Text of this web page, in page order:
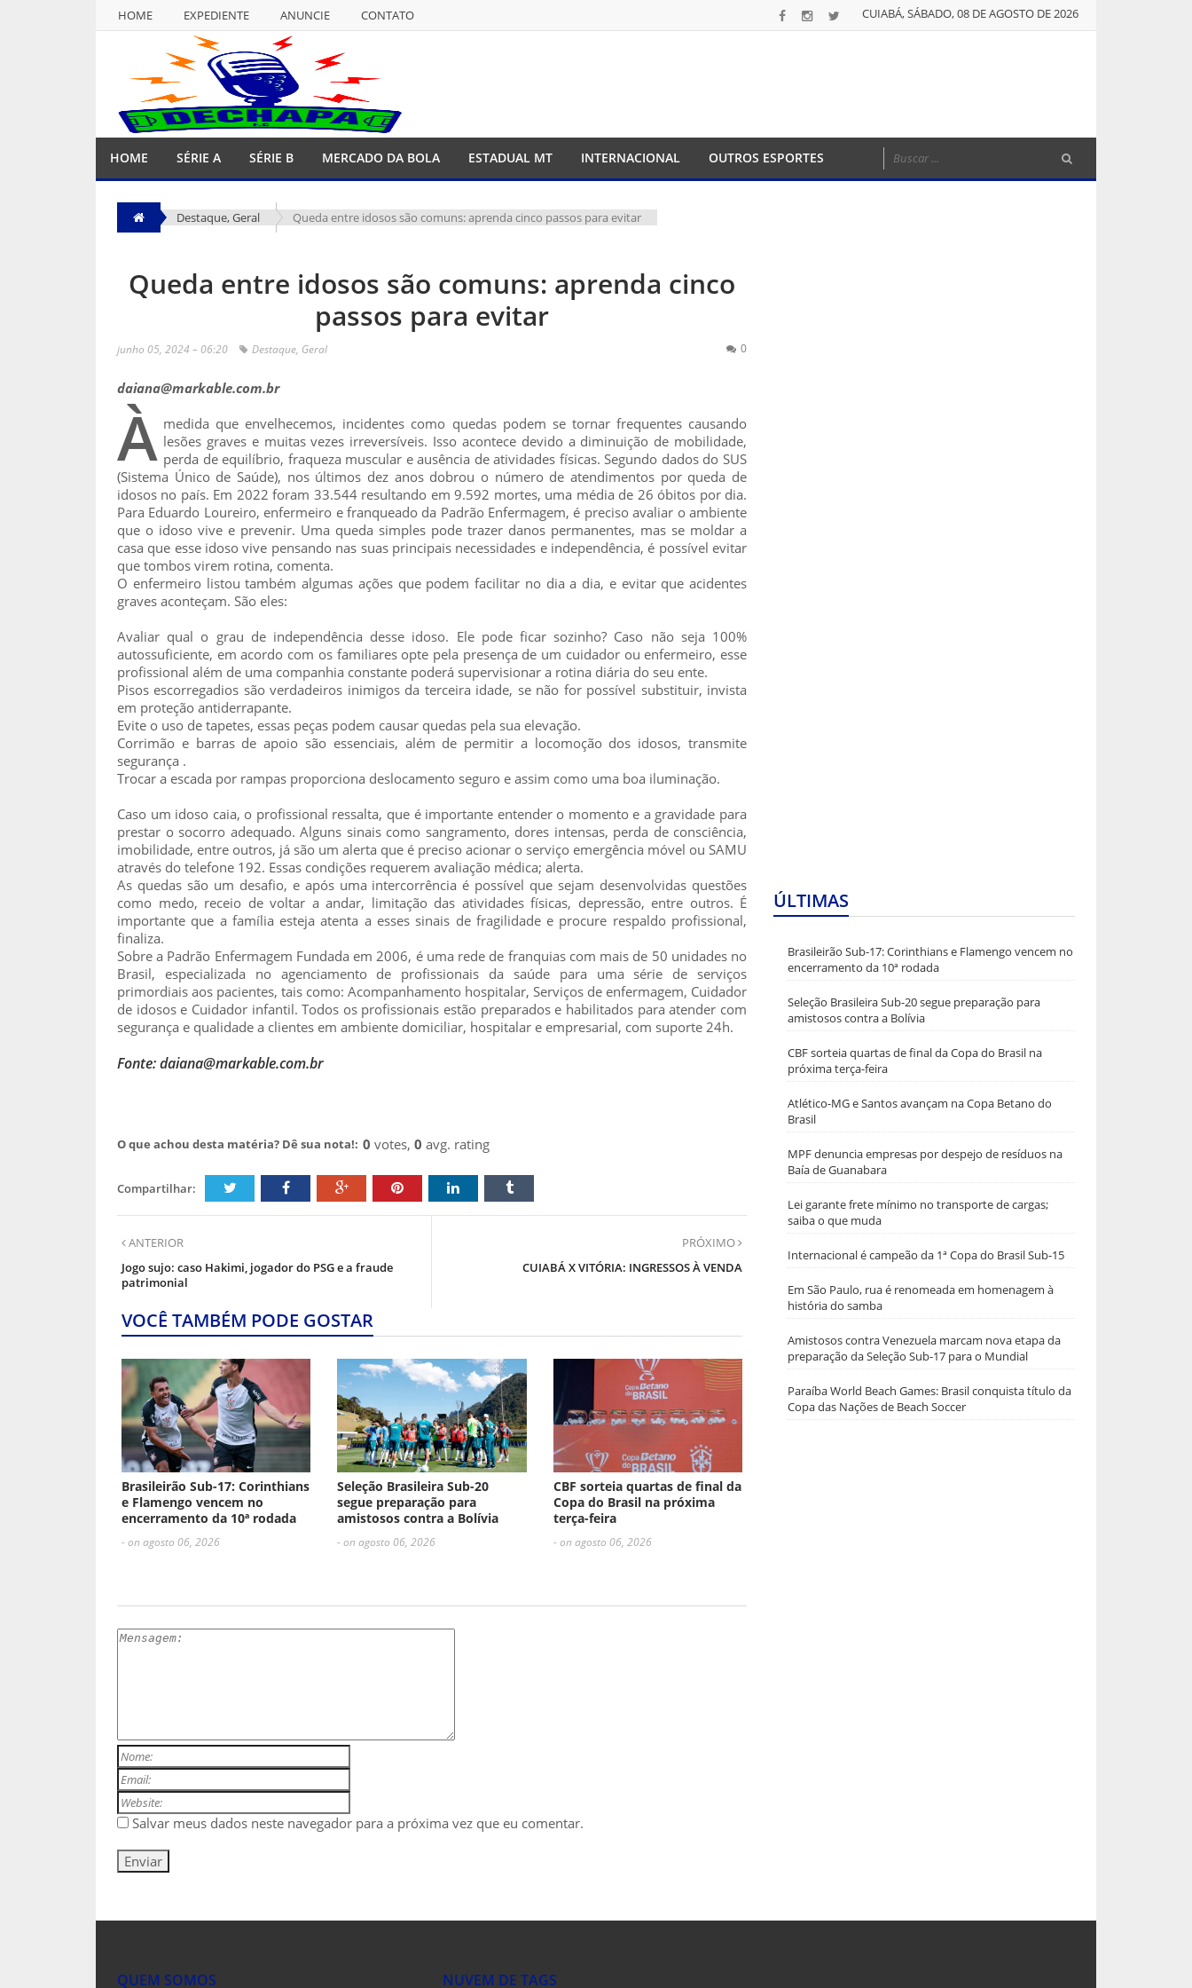
HOME EXPEDIENTE ANUNCIE
CONTATO
EXPEDIENTE ANUNCIE
CUIABÁ, SÁBADO, 08 DE AGOSTO DE 2026
HOME SÉRIE A SÉRIE B MERCADO DA BOLA ESTADUAL MT INTERNACIONAL OUTROS ESPORTES
Destaque,Geral Queda entre idosos são comuns: aprenda cinco passos para evitar
Queda entre idosos são comuns: aprenda cinco
passos para evitar
junho 05, 2024 – 06:20 Destaque, Geral 0
daiana@markable.com.br
À medida que envelhecemos, incidentes como quedas podem se tornar frequentes causando
lesões graves e muitas vezes irreversíveis. Isso acontece devido a diminuição de mobilidade,
perda de equilíbrio, fraqueza muscular e ausência de atividades físicas. Segundo dados do SUS
(Sistema Único de Saúde), nos últimos dez anos dobrou o número de atendimentos por queda de
idosos no país. Em 2022 foram 33.544 resultando em 9.592 mortes, uma média de 26 óbitos por dia.
Para Eduardo Loureiro, enfermeiro e franqueado da Padrão Enfermagem, é preciso avaliar o ambiente
que o idoso vive e prevenir. Uma queda simples pode trazer danos permanentes, mas se moldar a
casa que esse idoso vive pensando nas suas principais necessidades e independência, é possível evitar
que tombos virem rotina, comenta.
O enfermeiro listou também algumas ações que podem facilitar no dia a dia, e evitar que acidentes
graves aconteçam. São eles:
Avaliar qual o grau de independência desse idoso. Ele pode ficar sozinho? Caso não seja 100%
autossuficiente, em acordo com os familiares opte pela presença de um cuidador ou enfermeiro, esse
profissional além de uma companhia constante poderá supervisionar a rotina diária do seu ente.
Pisos escorregadios são verdadeiros inimigos da terceira idade, se não for possível substituir, invista
em proteção antiderrapante.
Evite o uso de tapetes, essas peças podem causar quedas pela sua elevação.
Corrimão e barras de apoio são essenciais, além de permitir a locomoção dos idosos, transmite
segurança .
Trocar a escada por rampas proporciona deslocamento seguro e assim como uma boa iluminação.
Caso um idoso caia, o profissional ressalta, que é importante entender o momento e a gravidade para
prestar o socorro adequado. Alguns sinais como sangramento, dores intensas, perda de consciência,
imobilidade, entre outros, já são um alerta que é preciso acionar o serviço emergência móvel ou SAMU
através do telefone 192. Essas condições requerem avaliação médica; alerta.
As quedas são um desafio, e após uma intercorrência é possível que sejam desenvolvidas questões
como medo, receio de voltar a andar, limitação das atividades físicas, depressão, entre outros. É
importante que a família esteja atenta a esses sinais de fragilidade e procure respaldo profissional,
finaliza.
Sobre a Padrão Enfermagem Fundada em 2006, é uma rede de franquias com mais de 50 unidades no
Brasil, especializada no agenciamento de profissionais da saúde para uma série de serviços
primordiais aos pacientes, tais como: Acompanhamento hospitalar, Serviços de enfermagem, Cuidador
de idosos e Cuidador infantil. Todos os profissionais estão preparados e habilitados para atender com
segurança e qualidade a clientes em ambiente domiciliar, hospitalar e empresarial, com suporte 24h.
Fonte: daiana@markable.com.br
O que achou desta matéria? Dê sua nota!: 0 votes, 0 avg. rating
Compartilhar:
ANTERIOR
Jogo sujo: caso Hakimi, jogador do PSG e a fraude
patrimonial
PRÓXIMO
CUIABÁ X VITÓRIA: INGRESSOS À VENDA
VOCÊ TAMBÉM PODE GOSTAR
Brasileirão Sub-17: Corinthians
e Flamengo vencem no
encerramento da 10ª rodada
- on agosto 06, 2026
Seleção Brasileira Sub-20
segue preparação para
amistosos contra a Bolívia
- on agosto 06, 2026
CBF sorteia quartas de final da
Copa do Brasil na próxima
terça-feira
- on agosto 06, 2026
Salvar meus dados neste navegador para a próxima vez que eu comentar.
ÚLTIMAS
Brasileirão Sub-17: Corinthians e Flamengo vencem no
encerramento da 10ª rodada
Seleção Brasileira Sub-20 segue preparação para
amistosos contra a Bolívia
CBF sorteia quartas de final da Copa do Brasil na
próxima terça-feira
Atlético-MG e Santos avançam na Copa Betano do
Brasil
MPF denuncia empresas por despejo de resíduos na
Baía de Guanabara
Lei garante frete mínimo no transporte de cargas;
saiba o que muda
Internacional é campeão da 1ª Copa do Brasil Sub-15
Em São Paulo, rua é renomeada em homenagem à
história do samba
Amistosos contra Venezuela marcam nova etapa da
preparação da Seleção Sub-17 para o Mundial
Paraíba World Beach Games: Brasil conquista título da
Copa das Nações de Beach Soccer
QUEM SOMOS NUVEM DE TAGS